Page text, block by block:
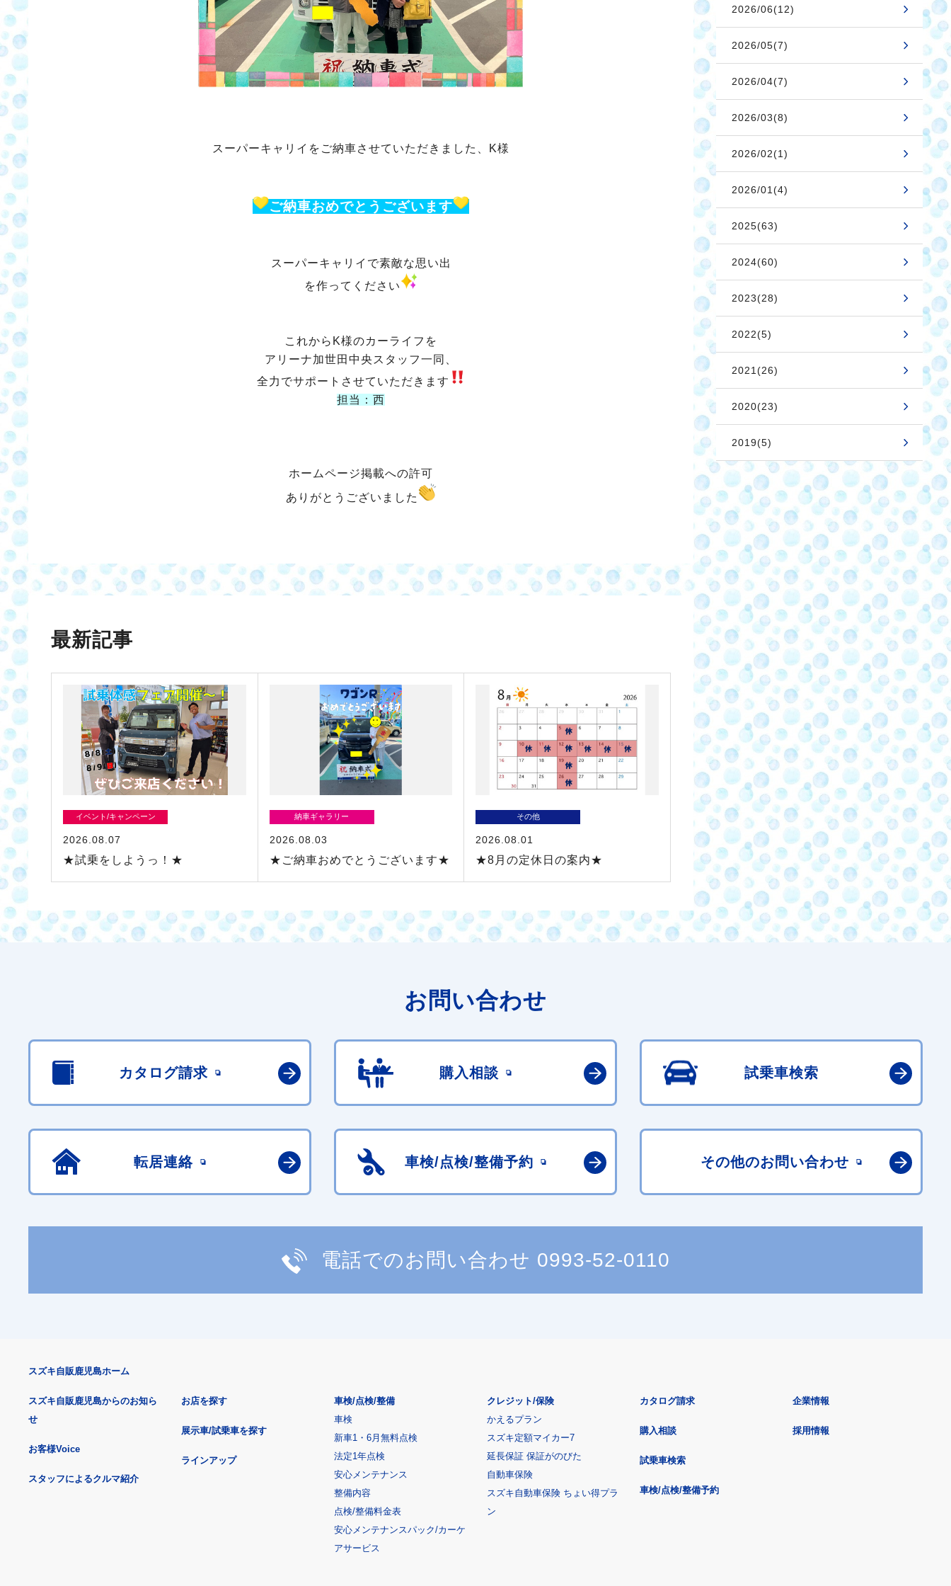
スーパーキャリイをご納車させていただきました、K様
ご納車おめでとうございます
スーパーキャリイで素敵な思い出
を作ってください
これからK様のカーライフを
アリーナ加世田中央スタッフ一同、
全力でサポートさせていただきます
担当：西
ホームページ掲載への許可
ありがとうございました
最新記事
イベント/キャンペーン
2026.08.07
★試乗をしようっ！★
納車ギャラリー
2026.08.03
★ご納車おめでとうございます★
その他
2026.08.01
★8月の定休日の案内★
2026/06(12)
2026/05(7)
2026/04(7)
2026/03(8)
2026/02(1)
2026/01(4)
2025(63)
2024(60)
2023(28)
2022(5)
2021(26)
2020(23)
2019(5)
お問い合わせ
カタログ請求 購入相談 試乗車検索
転居連絡 車検/点検/整備予約 その他のお問い合わせ
電話でのお問い合わせ 0993-52-0110
スズキ自販鹿児島ホーム
スズキ自販鹿児島からのお知ら
せ
お客様Voice
スタッフによるクルマ紹介
お店を探す
展示車/試乗車を探す
ラインアップ
車検/点検/整備
車検
新車1・6月無料点検
法定1年点検
安心メンテナンス
整備内容
点検/整備料金表
安心メンテナンスパック/カーケ
アサービス
クレジット/保険
かえるプラン
スズキ定額マイカー7
延長保証 保証がのびた
自動車保険
スズキ自動車保険 ちょい得プラ
ン
カタログ請求
購入相談
試乗車検索
車検/点検/整備予約
企業情報
採用情報